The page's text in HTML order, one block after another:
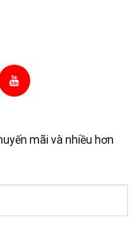
mãi và nhiều hơn